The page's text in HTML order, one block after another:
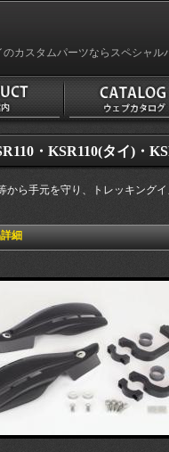
のカスタムパーツならスペシャル
・KSR110(タイ)・
から手元を守り、トレッキング
細